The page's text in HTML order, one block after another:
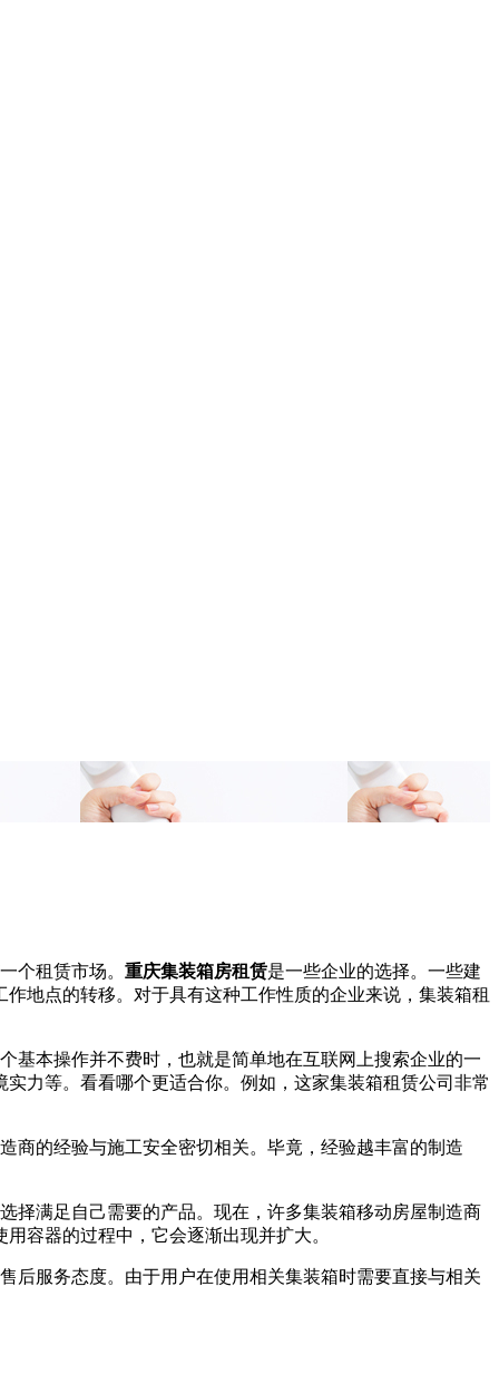
个租赁市场。 重庆集装箱房租赁是一些企业的选择。一些建
地点的转移。对于具有这种工作性质的企业来说，集装箱租
本操作并不费时，也就是简单地在互联网上搜索企业的一
力等。看看哪个更适合你。例如，这家集装箱租赁公司非常
的经验与施工安全密切相关。毕竟，经验越丰富的制造
满足自己需要的产品。现在，许多集装箱移动房屋制造商
容器的过程中，它会逐渐出现并扩大。
服务态度。由于用户在使用相关集装箱时需要直接与相关